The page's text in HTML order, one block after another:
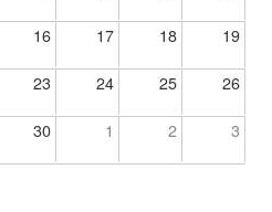
16 17 18 19
23 24 25 26
30 1 2 3